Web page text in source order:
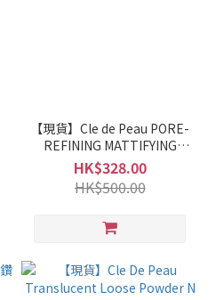
【現貨】Cle de Peau PORE-
REFINING MATTIFYING
VEIL│粧前乳霜 (柔霧啞緻)
HK$328.00
HK$500.00